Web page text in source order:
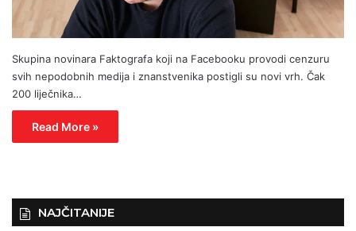
Skupina novinara Faktografa koji na Facebooku provodi cenzuru
svih nepodobnih medija i znanstvenika postigli su novi vrh. Čak
200 liječnika…
Read More »
NAJČITANIJE